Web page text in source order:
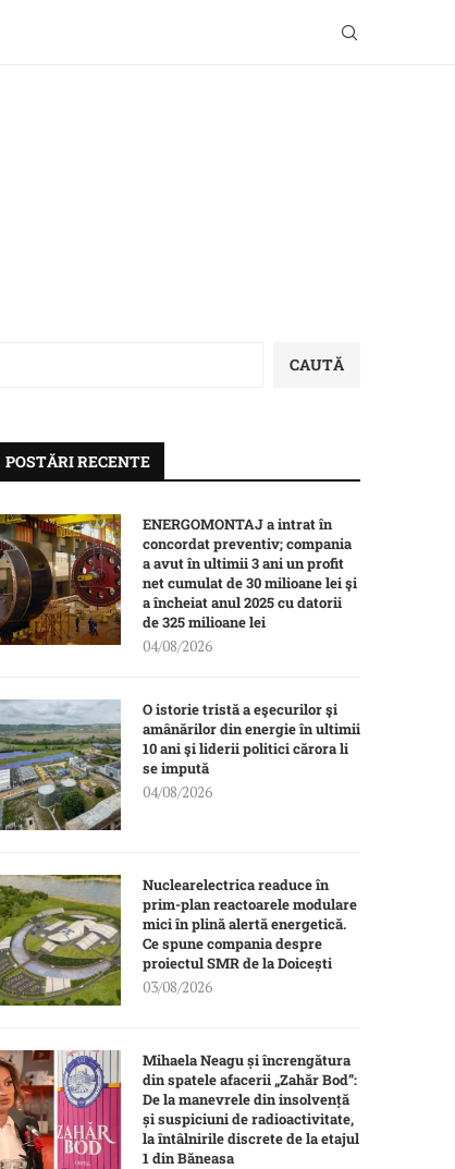
CAUTĂ
POSTĂRI RECENTE
ENERGOMONTAJ a intrat în
concordat preventiv; compania
a avut în ultimii 3 ani un profit
net cumulat de 30 milioane lei şi
a încheiat anul 2025 cu datorii
de 325 milioane lei
04/08/2026
O istorie tristă a eşecurilor şi
amânărilor din energie în ultimii
10 ani şi liderii politici cărora li
se impută
04/08/2026
Nuclearelectrica readuce în
prim-plan reactoarele modulare
mici în plină alertă energetică.
Ce spune compania despre
proiectul SMR de la Doicești
03/08/2026
Mihaela Neagu și încrengătura
din spatele afacerii „Zahăr Bod”:
De la manevrele din insolvență
și suspiciuni de radioactivitate,
la întâlnirile discrete de la etajul
1 din Băneasa